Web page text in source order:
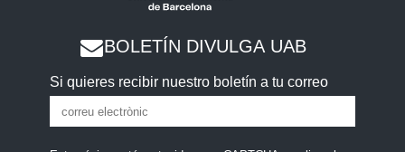
BOLETÍN DIVULGA UAB
Si quieres recibir nuestro boletín a tu correo